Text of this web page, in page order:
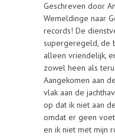
Geschreven door
Wemeldinge naar
records! De
supergeregeld, de
alleen vriendelijk,
zowel heen als
Aangekomen aan
vlak aan de
op dat ik niet aan
omdat er geen
en ik niet met mijn